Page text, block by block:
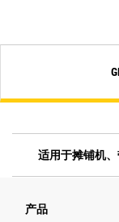
适用于摊铺机、
产品